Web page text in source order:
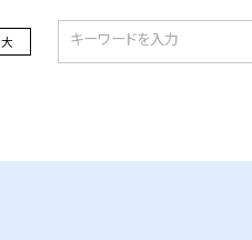
大